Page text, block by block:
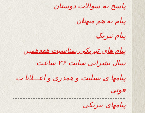
پاسخ به سوالات دوستان
پیام به هم میهنان
پیام تبریک
پیام های تبریکی بمناسبت هفدهمین
سال نشراتی سایت ۲۴ ساعت
پیامها ی تسلیت و همدری و اعـــلانا ت
فوتی
پیامهای تبریکی